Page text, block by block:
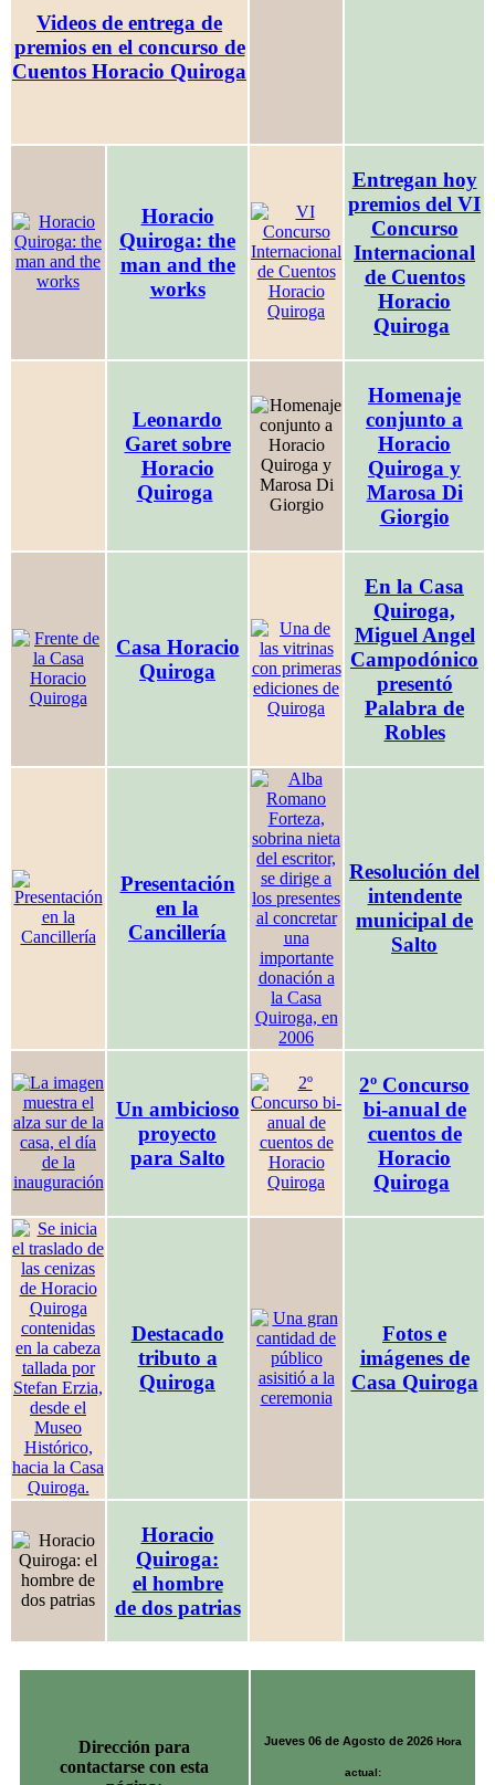
Videos de entrega de
premios en el concurso de
Cuentos Horacio Quiroga
Horacio
Quiroga: the
man and the
works
Entregan hoy
premios del VI
Concurso
Internacional
de Cuentos
Horacio
Quiroga
Leonardo
Garet sobre
Horacio
Quiroga
Homenaje
conjunto a
Horacio
Quiroga y
Marosa Di
Giorgio
Casa Horacio
Quiroga
En la Casa
Quiroga,
Miguel Angel
Campodónico
presentó
Palabra de
Robles
Presentación
en la
Cancillería
Resolución del
intendente
municipal de
Salto
Un ambicioso
proyecto
para Salto
2º Concurso
bi-anual de
cuentos de
Horacio
Quiroga
Destacado
tributo a
Quiroga
Fotos e
imágenes de
Casa Quiroga
Horacio
Quiroga:
el hombre
de dos patrias
Dirección para
contactarse con esta
Jueves 06 de Agosto de 2026 Hora
actual: